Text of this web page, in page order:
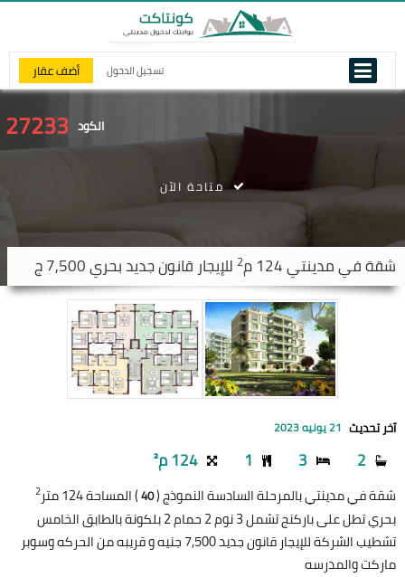
تسجيل الدخول أضف عقار
الكود 27233
شقة فيمدينتي 2 للإيجار قانون جديد بحري 7,500 ج
متاحة الآن
آخر تحديث 21 يونيه 2023
2
3
1 124 م²
شقة في مدينتي بالمرحلة السادسة النموذج (40) المساحة 124 متر 2
بحري تطل على باركنج تشمل 3 نوم 2 حمام 2 بلكونة بالطابق الخامس
تشطيب الشركة للإيجار قانون جديد 7,500 جنيه و قريبه من الحركه وسوبر
ماركت والمدرسه